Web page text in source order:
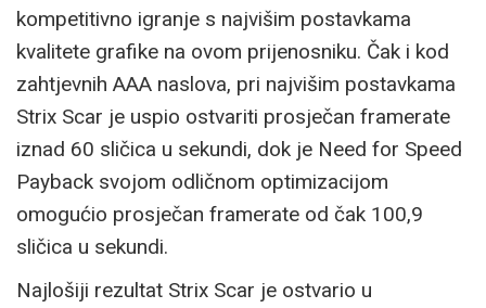
kompetitivno igranje s najvišim postavkama
kvalitete grafike na ovom prijenosniku. Čak i kod
zahtjevnih AAA naslova, pri najvišim postavkama
Strix Scar je uspio ostvariti prosječan framerate
iznad 60 sličica u sekundi, dok je Need for Speed
Payback svojom odličnom optimizacijom
omogućio prosječan framerate od čak 100,9
sličica u sekundi.
Najlošiji rezultat Strix Scar je ostvario u